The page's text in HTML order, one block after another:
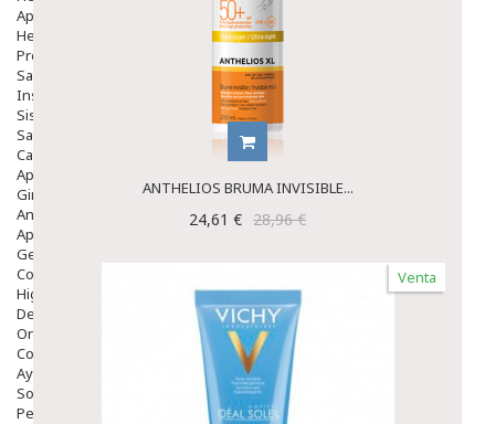
Aparato Genital
Hemorroides
Protectores Y Emolientes
Salud
Insomnio
Sistema Nervioso
Salud Bucodental
Capilar
Apósitos
Ginecología
Anticonceptivos
Aparato Genital
Gente Mayor
Cosmética
Higiene
Dentales
Ortopedia
Complementos Nutricionales.
Ayudas
Solares
Pedido express
ANTHELIOS BRUMA INVISIBLE...
24,61 € 28,96 €
Venta